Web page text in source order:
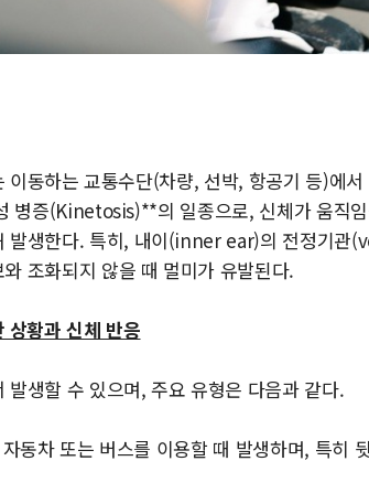
동하는 교통수단(차량, 선박, 항공기 등)에
병증(Kinetosis)**의 일종으로, 신체가 움직
발생한다. 특히, 내이(inner ear)의 전정기
조화되지 않을 때 멀미가 유발된다.
상황과 신체 반응
발생할 수 있으며, 주요 유형은 다음과 같다.
동차 또는 버스를 이용할 때 발생하며, 특히